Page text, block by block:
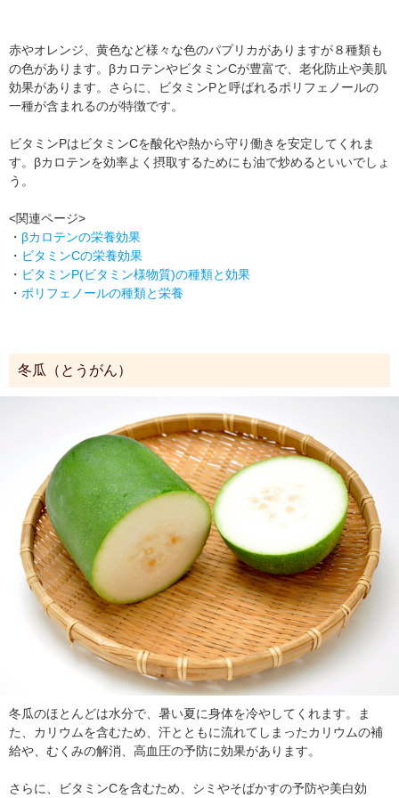
赤やオレンジ、黄色など様々な色のパプリカがありますが８種類も
の色があります。βカロテンやビタミンCが豊富で、老化防止や美肌
効果があります。さらに、ビタミンPと呼ばれるポリフェノールの
一種が含まれるのが特徴です。
ビタミンPはビタミンCを酸化や熱から守り働きを安定してくれま
す。βカロテンを効率よく摂取するためにも油で炒めるといいでしょ
う。
<関連ページ>
・ βカロテンの栄養効果
・ ビタミンCの栄養効果
・ ビタミンP(ビタミン様物質)の種類と効果
・ ポリフェノールの種類と栄養
冬瓜（とうがん）
冬瓜のほとんどは水分で、暑い夏に身体を冷やしてくれます。ま
た、カリウムを含むため、汗とともに流れてしまったカリウムの補
給や、むくみの解消、高血圧の予防に効果があります。
さらに、ビタミンCを含むため、シミやそばかすの予防や美白効